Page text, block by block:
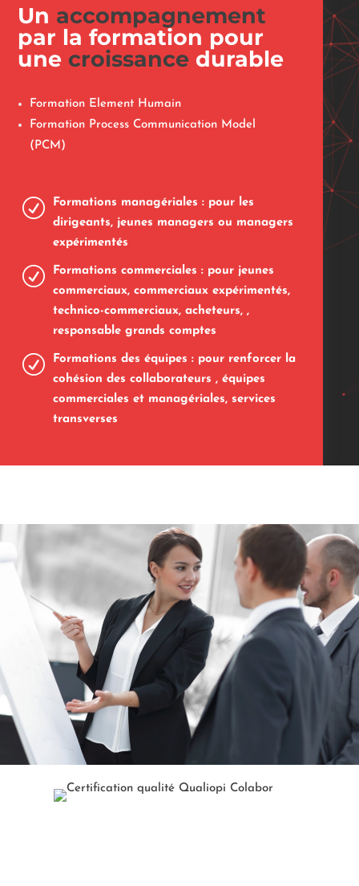
Un accompagnement
par la formation pour
une croissance durable
Formation Element Humain
Formation Process Communication Model
(PCM)
R
Formations managériales : pour les
dirigeants, jeunes managers ou managers
expérimentés
R
Formations commerciales : pour jeunes
commerciaux, commerciaux expérimentés,
technico-commerciaux, acheteurs, ,
responsable grands comptes
R
Formations des équipes : pour renforcer la
cohésion des collaborateurs , équipes
commerciales et managériales, services
transverses